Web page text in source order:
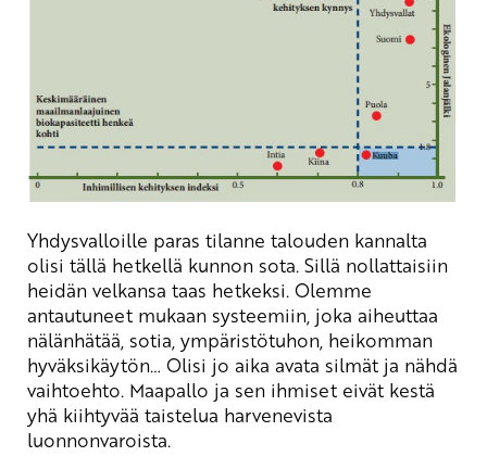
Yhdysvalloille paras tilanne talouden kannalta
olisi tällä hetkellä kunnon sota. Sillä nollattaisiin
heidän velkansa taas hetkeksi. Olemme
antautuneet mukaan systeemiin, joka aiheuttaa
nälänhätää, sotia, ympäristötuhon, heikomman
hyväksikäytön… Olisi jo aika avata silmät ja nähdä
vaihtoehto. Maapallo ja sen ihmiset eivät kestä
yhä kiihtyvää taistelua harvenevista
luonnonvaroista.